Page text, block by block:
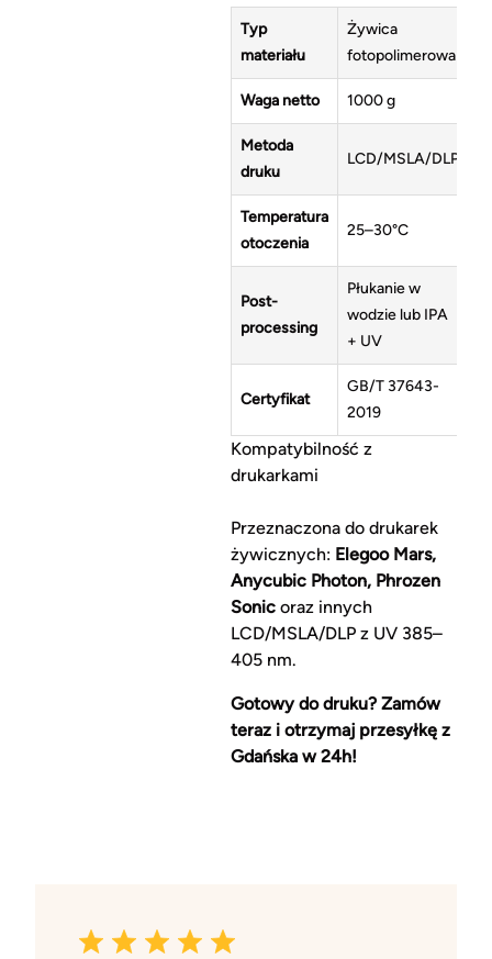
Typ
materiału
Żywica
fotopolimerowa
Waga netto 1000 g
Metoda
druku
LCD/MSLA/DLP
Temperatura
otoczenia
25–30°C
Post-
processing
Płukanie w
wodzie lub IPA
+ UV
Certyfikat
GB/T 37643-
2019
Kompatybilność z
drukarkami
Przeznaczona do drukarek
żywicznych: Elegoo Mars,
Anycubic Photon, Phrozen
Sonicoraz innych
LCD/MSLA/DLP z UV 385–
405 nm.
Gotowy do druku? Zamów
teraz i otrzymaj przesyłkę z
Gdańska w 24h!